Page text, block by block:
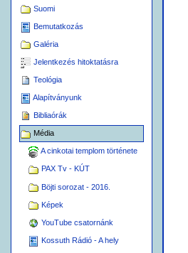
Suomi
Bemutatkozás
Galéria
Jelentkezés hitoktatásra
Teológia
Alapítványunk
Bibliaórák
Média
A cinkotai templom története
PAX Tv - KÚT
Böjti sorozat - 2016.
Képek
YouTube csatornánk
Kossuth Rádió - A hely